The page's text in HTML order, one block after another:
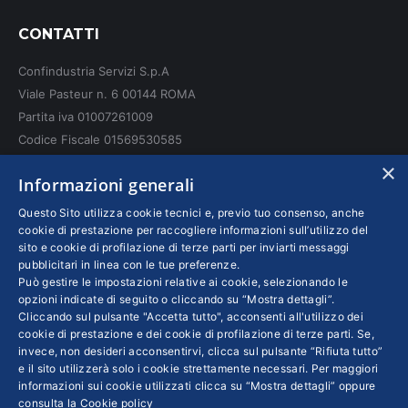
opens
new
window
opens
window
opens
window
CONTATTI
Confindustria Servizi S.p.A
Viale Pasteur n. 6 00144 ROMA
Partita iva 01007261009
Codice Fiscale 01569530585
INFO LEGALI
Colophon editoriali
Disclaimer
Privacy
Coordinate Bancarie
×
Informazioni generali
Questo Sito utilizza cookie tecnici e, previo tuo consenso, anche
cookie di prestazione per raccogliere informazioni sull’utilizzo del
sito e cookie di profilazione di terze parti per inviarti messaggi
pubblicitari in linea con le tue preferenze.
Può gestire le impostazioni relative ai cookie, selezionando le
opzioni indicate di seguito o cliccando su “Mostra dettagli”.
Cliccando sul pulsante "Accetta tutto", acconsenti all'utilizzo dei
cookie di prestazione e dei cookie di profilazione di terze parti. Se,
invece, non desideri acconsentirvi, clicca sul pulsante “Rifiuta tutto”
e il sito utilizzerà solo i cookie strettamente necessari. Per maggiori
informazioni sui cookie utilizzati clicca su “Mostra dettagli” oppure
consulta la Cookie policy